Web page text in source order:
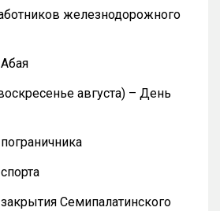
железнодорожного
августа) – День
Семипалатинского